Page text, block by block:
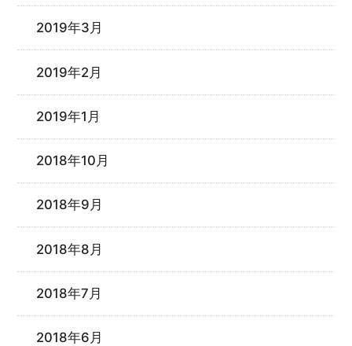
2019年3月
2019年2月
2019年1月
2018年10月
2018年9月
2018年8月
2018年7月
2018年6月